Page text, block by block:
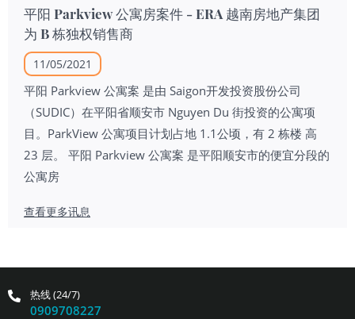
平阳 Parkview 公寓房案件 - ERA 越南房地产集团
为 B 栋独权销售商
11/05/2021
平阳 Parkview 公寓案 是由 Saigon开发投资股份公司
（SUDIC）在平阳省顺安市 Nguyen Du 街投资的公寓项
目。ParkView 公寓项目计划占地 1.1公顷，有 2 栋楼 高
23 层。 平阳 Parkview 公寓案 是平阳顺安市的便宜分段的
公寓房
查看更多讯息
热线 (24/7)
0909708227